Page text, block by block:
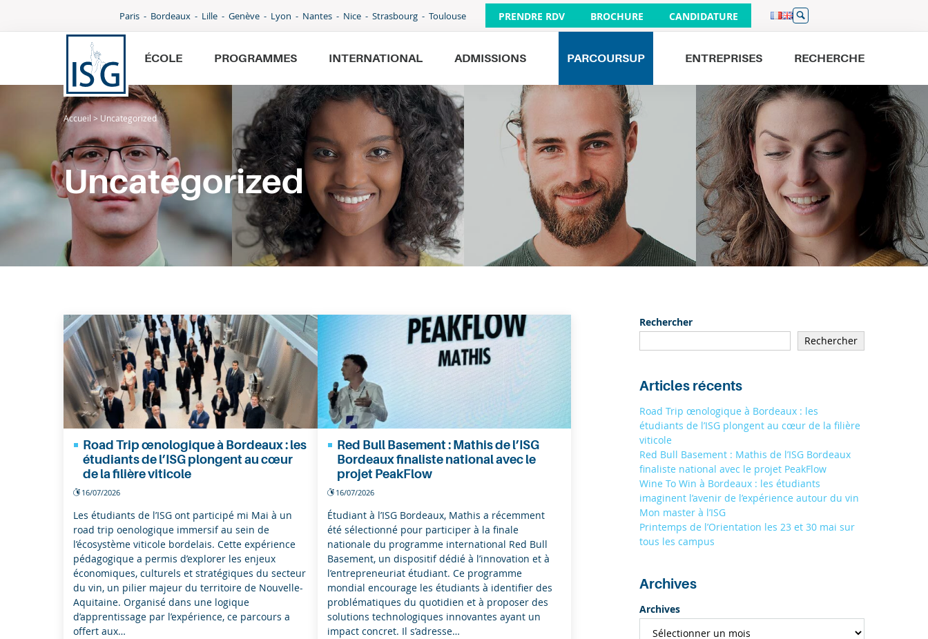
Paris Bordeaux Lille Genève Lyon Nantes Nice Strasbourg Toulouse PRENDRE RDV BROCHURE CANDIDATURE
ÉCOLE PROGRAMMES INTERNATIONAL ADMISSIONS PARCOURSUP ENTREPRISES RECHERCHE
École
Programmes
International
Admissions
Entreprises
Recherche
Venez nous rencontrer
JOURNÉES PORTES OUVERTES
26/09 À PARIS 9H - 16H
19/09 À BORDEAUX 9H - 16H
01/10 À LILLE 17H - 20H
À TOULOUSE 9H - 13H
Accueil > Uncategorized
Uncategorized
Road Trip œnologique à Bordeaux : les
étudiants de l’ISG plongent au cœur
de la filière viticole
16/07/2026
Les étudiants de l’ISG ont participé mi Mai à un
road trip oenologique immersif au sein de
l’écosystème viticole bordelais. Cette expérience
pédagogique a permis d’explorer les enjeux
économiques, culturels et stratégiques du secteur
du vin, un pilier majeur du territoire de Nouvelle-
Aquitaine. Organisé dans une logique
d’apprentissage par l’expérience, ce parcours a
offert aux…
Red Bull Basement : Mathis de l’ISG
Bordeaux finaliste national avec le
projet PeakFlow
16/07/2026
Étudiant à l’ISG Bordeaux, Mathis a récemment
été sélectionné pour participer à la finale
nationale du programme international Red Bull
Basement, un dispositif dédié à l’innovation et à
l’entrepreneuriat étudiant. Ce programme
mondial encourage les étudiants à identifier des
problématiques du quotidien et à proposer des
solutions technologiques innovantes ayant un
impact concret. Il s’adresse…
Rechercher
Rechercher
Articles récents
Road Trip œnologique à Bordeaux : les
étudiants de l’ISG plongent au cœur de la filière
viticole
Red Bull Basement : Mathis de l’ISG Bordeaux
finaliste national avec le projet PeakFlow
Wine To Win à Bordeaux : les étudiants
imaginent l’avenir de l’expérience autour du vin
Mon master à l’ISG
Printemps de l’Orientation les 23 et 30 mai sur
tous les campus
Archives
Archives